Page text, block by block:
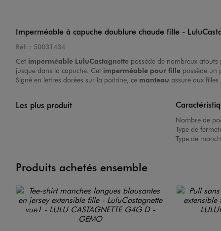
Imperméable à capuche doublure chaude fille -
Réf. : 50031434
Cet imperméable LuluCastagnette possède de nombreux
jusque dans la capuche. Cet imperméable pour fille possède un
Signé en lettres dorées sur la poitrine, ce manteau assure aux
Les plus produit
Nombre de
Type de
Type de
Produits achetés ensemble